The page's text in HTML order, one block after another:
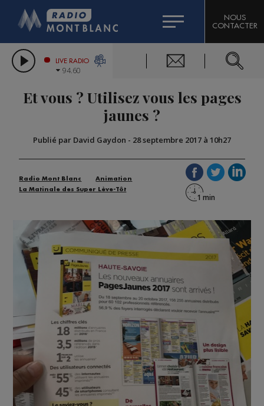
LES CHRONIQUES DE L'EXPERT
CITIZEN MACHINERY
GRAND MASSIF DOMAINES SKIABLES
BIGARD
COMPAGNIE DU MONT-BLANC
NOUS
CONTACTER
LIVE RADIO
94.60
Et vous ? Utilisez vous les pages
jaunes ?
Publié par David Gaydon - 28 septembre 2017 à 10h27
Radio Mont Blanc
Animation
La Matinale des Super Lève-Tôt